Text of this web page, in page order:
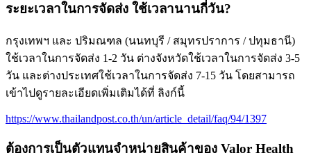
ระยะเวลาในการจัดส่ง ใช้เวลานานกี่วัน?
กรุงเทพฯ และ ปริมณฑล (นนทบุรี / สมุทรปราการ / ปทุมธานี)
ใช้เวลาในการจัดส่ง 1-2 วัน ต่างจังหวัดใช้เวลาในการจัดส่ง 3-5
วัน และต่างประเทศใช้เวลาในการจัดส่ง 7-15 วัน โดยสามารถ
เข้าไปดูรายละเอียดเพิ่มเติมได้ที่ ลิงก์นี้
https://www.thailandpost.co.th/un/article_detail/faq/94/1397
ต้องการเป็นตัวแทนจำหน่ายสินค้าของ Valor Health